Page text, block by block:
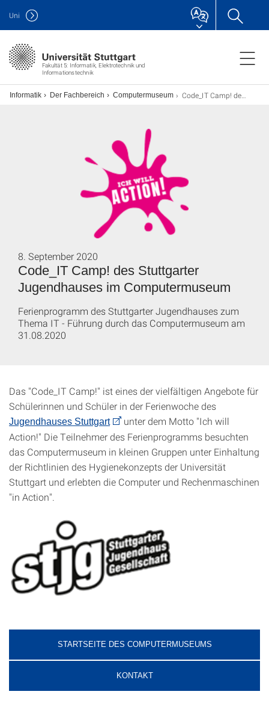
Fakultät 5: Informatik, Elektrotechnik und
Informationstechnik
Uni
Informatik Der Fachbereich Computermuseum Code_IT Camp! des Stuttgarter Jugendhauses im Computermuseum
Code_IT Camp! des Stuttgarter
Jugendhauses im Computermuseum
8. September 2020
Ferienprogramm des Stuttgarter Jugendhauses zum
Thema IT - Führung durch das Computermuseum am
31.08.2020
Das "Code_IT Camp!" ist eines der vielfältigen Angebote für
Schülerinnen und Schüler in der Ferienwoche des
Jugendhauses Stuttgart
unter dem Motto "Ich will
Action!" Die Teilnehmer des Ferienprogramms besuchten
das Computermuseum in kleinen Gruppen unter Einhaltung
der Richtlinien des Hygienekonzepts der Universität
Stuttgart und erlebten die Computer und Rechenmaschinen
"in Action".
STARTSEITE DES COMPUTERMUSEUMS
KONTAKT